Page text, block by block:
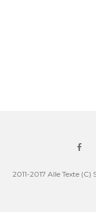
2011-2017 Alle Texte